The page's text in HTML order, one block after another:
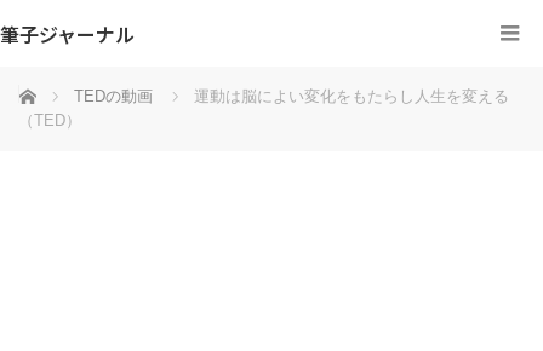
筆子ジャーナル
ホーム TEDの動画
運動は脳によい変化をもたらし人生を変える
（TED）